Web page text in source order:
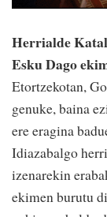
Herrialde
Esku Dago
Etortzekotan,
genuke, baina
ere eragina
Idiazabalgo
izenarekin
ekimen burutu